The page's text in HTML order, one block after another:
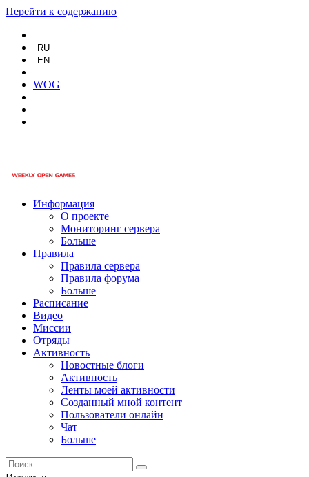
Перейти к содержанию
RU
EN
WOG
Информация
О проекте
Мониторинг сервера
Больше
Правила
Правила сервера
Правила форума
Больше
Расписание
Видео
Миссии
Отряды
Активность
Новостные блоги
Активность
Ленты моей активности
Созданный мной контент
Пользователи онлайн
Чат
Больше